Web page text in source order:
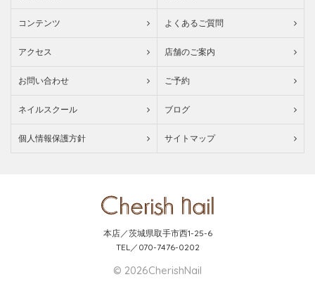
コンテンツ よくあるご質問
アクセス 店舗のご案内
お問い合わせ ご予約
ネイルスクール ブログ
個人情報保護方針 サイトマップ
本店／茨城県取手市西1-25-6
TEL／070-7476-0202
© 2026CherishNail